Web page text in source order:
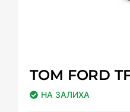
TOM FORD
НА ЗАЛИХА